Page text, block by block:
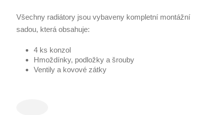
Všechny radiátory jsou vybaveny kompletní montážní
sadou, která obsahuje:
4 ks konzol
Hmoždínky, podložky a šrouby
Ventily a kovové zátky